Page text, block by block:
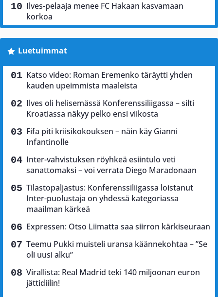
Ilves-pelaaja menee FC Hakaan kasvamaan
korkoa
Luetuimmat
Katso video: Roman Eremenko täräytti yhden
kauden upeimmista maaleista
Ilves oli helisemässä Konferenssiliigassa – silti
Kroatiassa näkyy pelko ensi viikosta
Fifa piti kriisikokouksen – näin käy Gianni
Infantinolle
Inter-vahvistuksen röyhkeä esiintulo veti
sanattomaksi – voi verrata Diego Maradonaan
Tilastopaljastus: Konferenssiliigassa loistanut
Inter-puolustaja on yhdessä kategoriassa
maailman kärkeä
Expressen: Otso Liimatta saa siirron kärkiseuraan
Teemu Pukki muisteli uransa käännekohtaa – ”Se
oli uusi alku”
Virallista: Real Madrid teki 140 miljoonan euron
jättidiilin!